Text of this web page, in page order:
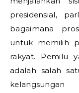
presidensial,
bagaimana
untuk memilih
rakyat. Pemilu
adalah salah